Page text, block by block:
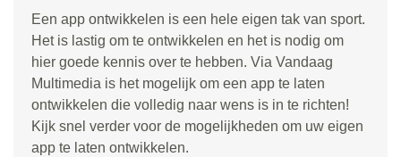
Een app ontwikkelen is een hele eigen tak van sport.
Het is lastig om te ontwikkelen en het is nodig om
hier goede kennis over te hebben. Via Vandaag
Multimedia is het mogelijk om een app te laten
ontwikkelen die volledig naar wens is in te richten!
Kijk snel verder voor de mogelijkheden om uw eigen
app te laten ontwikkelen.